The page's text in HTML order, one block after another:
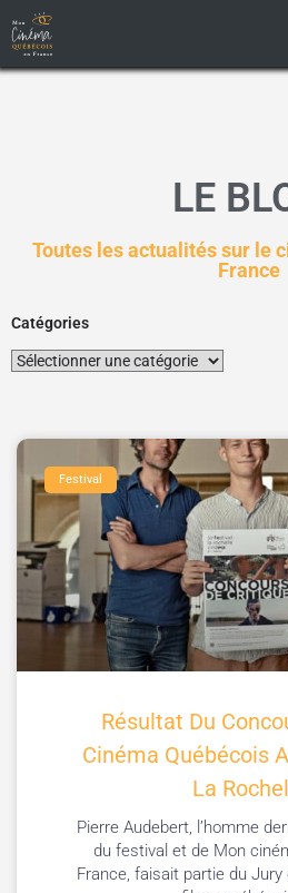
LE
Toutes les actualités sur le
France
Catégories
Festival
Résultat Du
Cinéma Québécois
La
Pierre Audebert, l’homme
du festival et de Mon
France, faisait partie du